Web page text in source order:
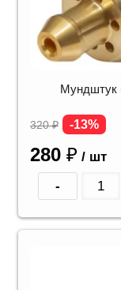
Мундштук
320₽ -13%
280 ₽ / шт
-